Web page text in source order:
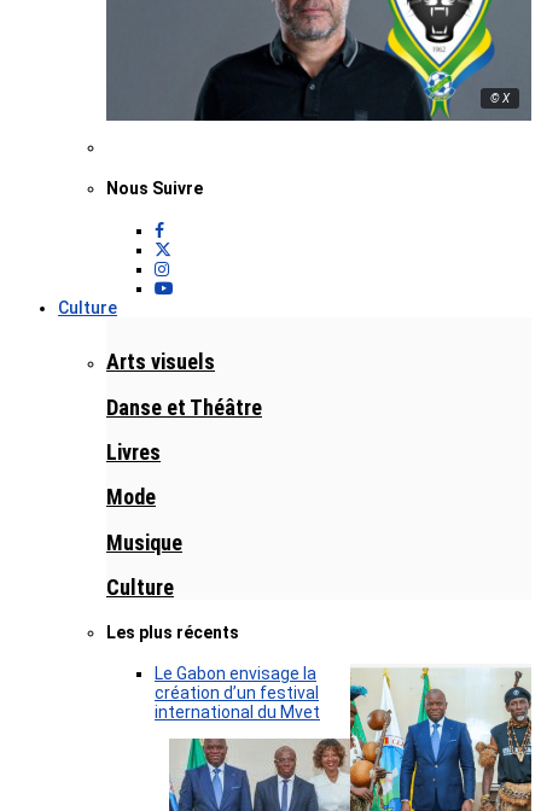
© X
Nous Suivre
Culture
Arts visuels
Danse et Théâtre
Livres
Mode
Musique
Culture
Les plus récents
Le Gabon envisage la
création d’un festival
international du Mvet